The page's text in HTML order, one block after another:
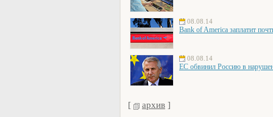
08.08.14
Bank of America заплатит
08.08.14
ЕС обвинил Россию в
[ архив ]